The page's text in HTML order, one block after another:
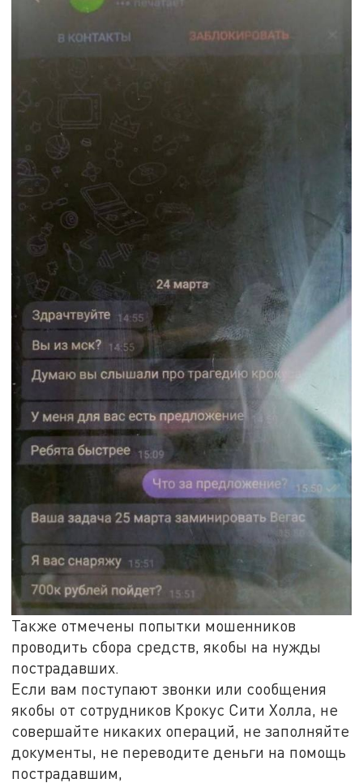
Также отмечены попытки мошенников
проводить сбора средств, якобы на нужды
пострадавших.
Если вам поступают звонки или сообщения
якобы от сотрудников Крокус Сити Холла, не
совершайте никаких операций, не заполняйте
документы, не переводите деньги на помощь
пострадавшим,